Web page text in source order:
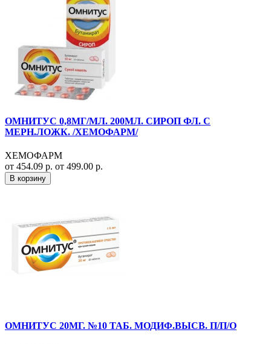
ОМНИТУС 0,8МГ/МЛ. 200МЛ. СИРОП ФЛ. С
МЕРН.ЛОЖК. /ХЕМОФАРМ/
ХЕМОФАРМ
от 454.09 р. от 499.00 р.
В корзину
ОМНИТУС 20МГ. №10 ТАБ. МОДИФ.ВЫСВ. П/П/О